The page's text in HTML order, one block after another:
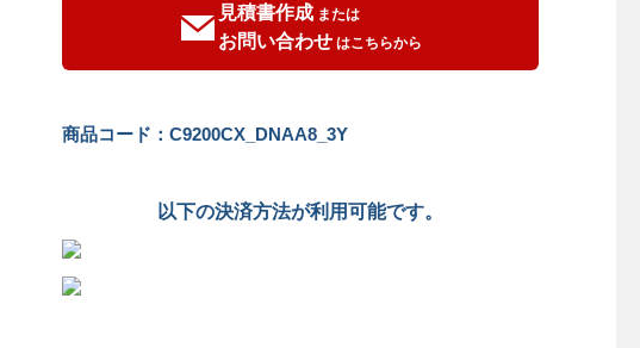
見積書作成 または
お問い合わせ はこちらから
商品コード：C9200CX_DNAA8_3Y
以下の決済方法が利用可能です。